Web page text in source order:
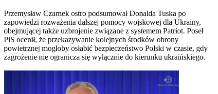
Przemysław Czarnek ostro podsumował Donalda Tuska po
zapowiedzi rozważenia dalszej pomocy wojskowej dla Ukrainy,
obejmującej także uzbrojenie związane z systemem Patriot. Poseł
PiS ocenił, że przekazywanie kolejnych środków obrony
powietrznej mogłoby osłabić bezpieczeństwo Polski w czasie, gdy
zagrożenie nie ogranicza się wyłącznie do kierunku ukraińskiego.